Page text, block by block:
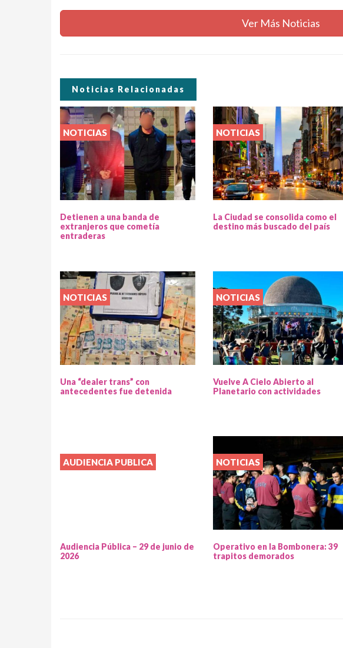
Ver Más Noticias
Noticias Relacionadas
NOTICIAS
Detienen a una banda de
extranjeros que cometía
entraderas
NOTICIAS
La Ciudad se consolida como el
destino más buscado del país
NOTICIAS
Una “dealer trans” con
antecedentes fue detenida
NOTICIAS
Vuelve A Cielo Abierto al
Planetario con actividades
AUDIENCIA PUBLICA
Audiencia Pública – 29 de junio de
2026
NOTICIAS
Operativo en la Bombonera: 39
trapitos demorados